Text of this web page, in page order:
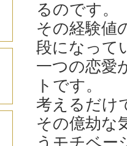
るのです。
その経験値
段になって
一つの恋愛
トです。
考えるだけ
その億劫な
うモチベー